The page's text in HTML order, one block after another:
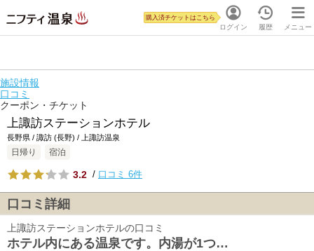
ログイン
購入済チケットはこちら
履歴 メニュー
施設情報
口コミ
クーポン・チケット
上諏訪ステーションホテル
長野県 / 諏訪 (長野) / 上諏訪温泉
日帰り 宿泊
3.2 / 口コミ 6件
口コミ詳細
上諏訪ステーションホテルの口コミ
ホテル内にある温泉です。内湯が1つ…